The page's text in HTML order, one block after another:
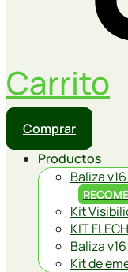
Carrito
Comprar
Productos
Baliza
Kit
KIT
Baliza
Kit de